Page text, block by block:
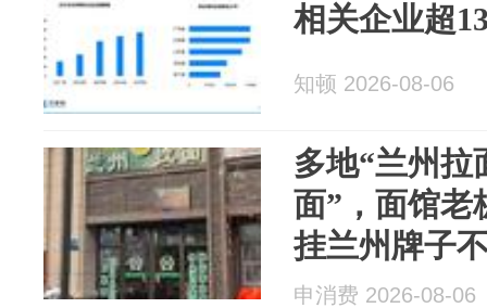
相关企业超
知顿 2026-08-06
多地“兰州拉
面”，面馆老
挂兰州牌子
家面馆已集
申消费 2026-08-06